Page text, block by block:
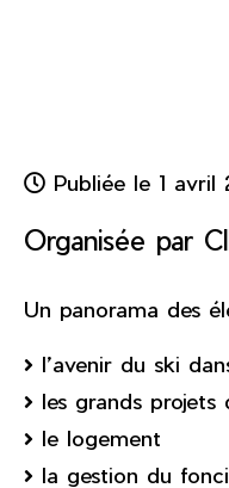
Publiée le 1 avril
Organisée par
Un panorama des
l’avenir du ski
les grands projets
le logement
la gestion du